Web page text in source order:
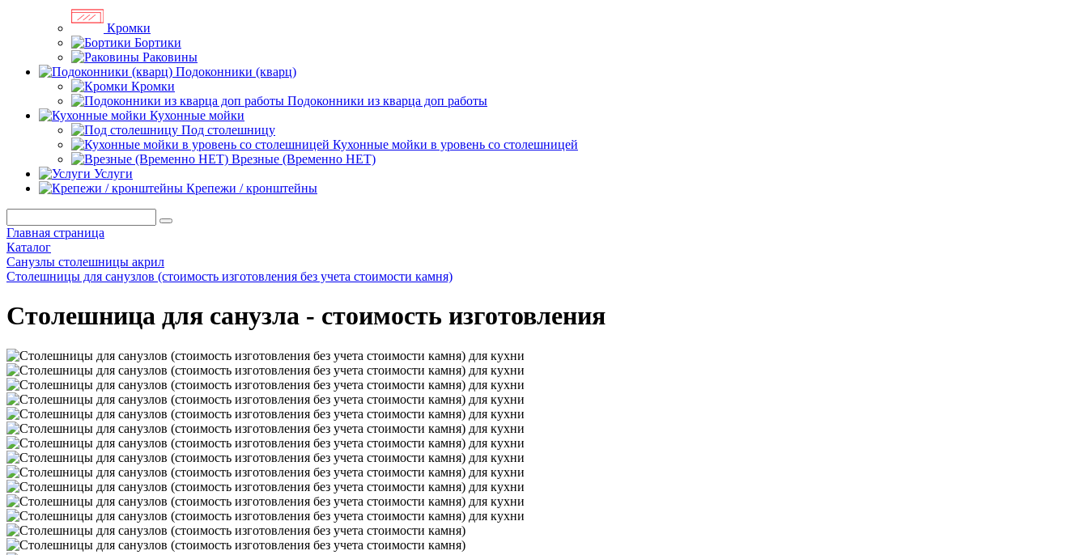
Кромки
Бортики
Раковины
Подоконники (кварц)
Кромки
Подоконники из кварца доп работы
Кухонные мойки
Под столешницу
Кухонные мойки в уровень со столешницей
Врезные (Временно НЕТ)
Услуги
Крепежи / кронштейны
Главная страница
Каталог
Санузлы столешницы акрил
Столешницы для санузлов (стоимость изготовления без учета стоимости камня)
Столешница для санузла - стоимость изготовления